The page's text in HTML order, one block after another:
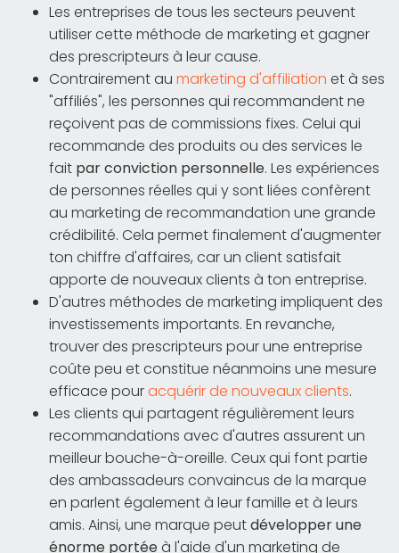
Les entreprises de tous les secteurs peuvent
utiliser cette méthode de marketing et gagner
des prescripteurs à leur cause.
Contrairement au marketing d'affiliation et à ses
"affiliés", les personnes qui recommandent ne
reçoivent pas de commissions fixes. Celui qui
recommande des produits ou des services le
fait par conviction personnelle. Les expériences
de personnes réelles qui y sont liées confèrent
au marketing de recommandation une grande
crédibilité. Cela permet finalement d'augmenter
ton chiffre d'affaires, car un client satisfait
apporte de nouveaux clients à ton entreprise.
D'autres méthodes de marketing impliquent des
investissements importants. En revanche,
trouver des prescripteurs pour une entreprise
coûte peu et constitue néanmoins une mesure
efficace pouracquérir de nouveaux clients.
Les clients qui partagent régulièrement leurs
recommandations avec d'autres assurent un
meilleur bouche-à-oreille. Ceux qui font partie
des ambassadeurs convaincus de la marque
en parlent également à leur famille et à leurs
amis. Ainsi, une marque peutdévelopper une
énorme portéeà l'aide d'un marketing de